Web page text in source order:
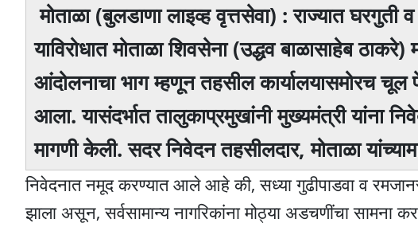
मोताळा (बुलडाणा लाइव्ह वृत्तसेवा) : राज्यात
याविरोधात मोताळा शिवसेना (उद्धव बाळासाहेब
आंदोलनाचा भाग म्हणून तहसील कार्यालयासमोरच चूल
आला. यासंदर्भात तालुकाप्रमुखांनी मुख्यमंत्री यांना
मागणी केली. सदर निवेदन तहसीलदार, मोताळा
निवेदनात नमूद करण्यात आले आहे की, सध्या गुढीपाडवा व
झाला असून, सर्वसामान्य नागरिकांना मोठ्या अडचणींचा